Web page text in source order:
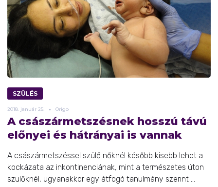
SZÜLÉS
2018. január 25. Origo
A császármetszésnek hosszú távú
előnyei és hátrányai is vannak
A császármetszéssel szülő nőknél később kisebb lehet a
kockázata az inkontinenciának, mint a természetes úton
szülőknél, ugyanakkor egy átfogó tanulmány szerint ...